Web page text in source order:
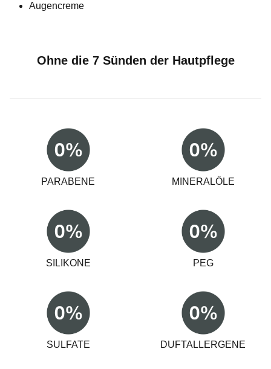
Cleane Inhaltsstoffe
Augencreme
Ohne die 7 Sünden der Hautpflege
PARABENE MINERALÖLE
SILIKONE PEG
SULFATE DUFTALLERGENE